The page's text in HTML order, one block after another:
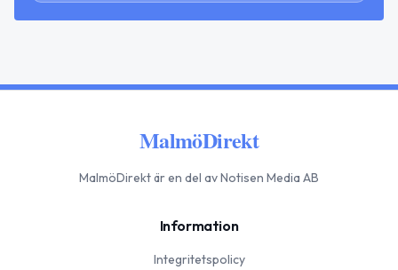
MalmöDirekt
MalmöDirektär en del av Notisen Media AB
Information
Integritetspolicy